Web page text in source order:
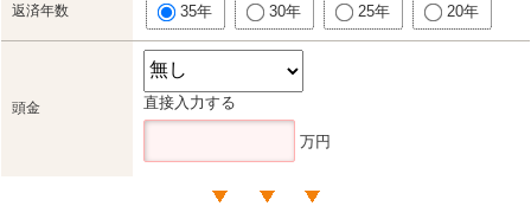
返済年数 35年 30年 25年 20年
頭金 直接入力する
万円